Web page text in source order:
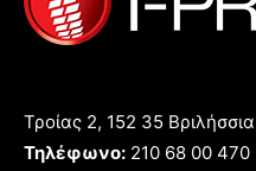
Τροίας 2, 152 35 Βριλήσσια
Τηλέφωνο: 210 68 00 470